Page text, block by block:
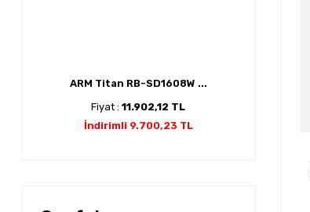
ARM Titan RB-SD1608W ...
Fiyat :11.902,12 TL
İndirimli 9.700,23 TL